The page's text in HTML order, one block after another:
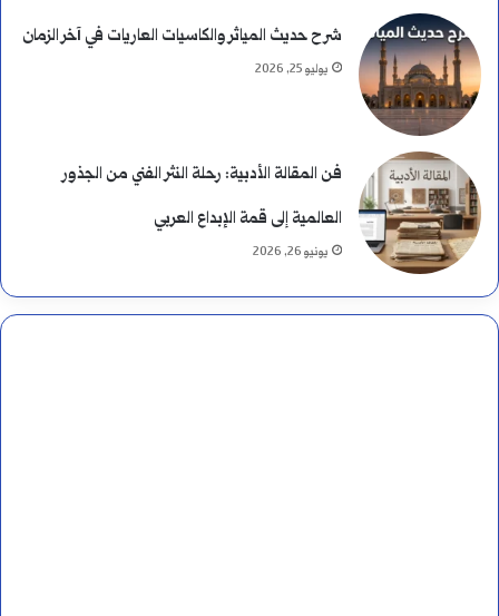
شرح حديث المياثر والكاسيات العاريات في آخر الزمان
يوليو 25, 2026
فن المقالة الأدبية: رحلة النثر الفني من الجذور
العالمية إلى قمة الإبداع العربي
يونيو 26, 2026